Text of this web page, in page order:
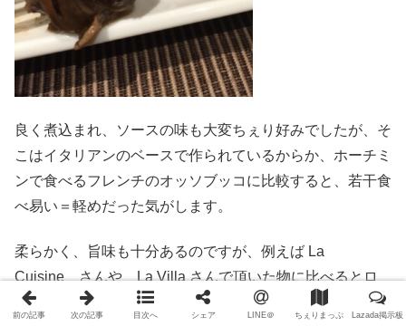
良く煮込まれ、ソースの味も大変ちぇり好みでしたが、そ
こはイタリアンのベースで作られているからか、ホーチミ
ンで食べるフレンチのオッソブッコに比較すると、若干食
べ易い＝軽めだった気がします。
柔らかく、旨味も十分あるのですが、例えば La
Cuisine さんや La Villa さんで頂いた物に比べるとロ
ゼくらいでも太刀打ちできる感じの密度。
前の記事 次の記事 目次へ シェア LINE＠ ちぇりまっぷ Lazada掲示板